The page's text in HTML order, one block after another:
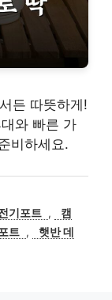
든 따뜻하게!
와 빠른 가
비하세요.
기포트 ,
캠
트 ,
햇반 데